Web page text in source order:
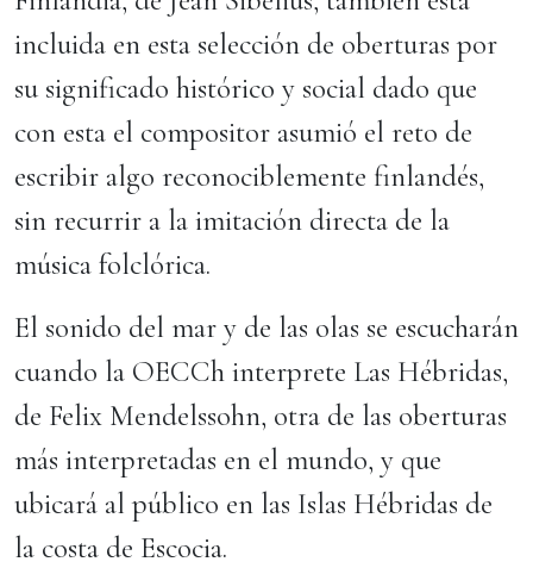
incluida en esta selección de oberturas por
su significado histórico y social dado que
con esta el compositor asumió el reto de
escribir algo reconociblemente finlandés,
sin recurrir a la imitación directa de la
música folclórica.
El sonido del mar y de las olas se escucharán
cuando la OECCh interprete Las Hébridas,
de Felix Mendelssohn, otra de las oberturas
más interpretadas en el mundo, y que
ubicará al público en las Islas Hébridas de
la costa de Escocia.